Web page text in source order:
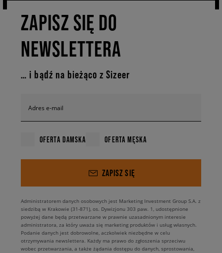
ZAPISZ SIĘ DO
NEWSLETTERA
… i bądź na bieżąco z Sizeer
Adres e-mail
OFERTA DAMSKA OFERTA MĘSKA
ZAPISZ SIĘ
Administratorem danych osobowych jest Marketing Investment Group S.A. z
siedzibą w Krakowie (31-871), os. Dywizjonu 303 paw. 1, udostępnione
powyżej dane będą przetwarzane w prawnie uzasadnionym interesie
administratora, za który uważa się marketing produktów i usług własnych.
Podanie danych jest dobrowolne, aczkolwiek niezbędne w celu
otrzymywania newslettera. Każdy ma prawo do zgłoszenia sprzeciwu
wobec przetwarzania, a także żądania dostępu do danych, sprostowania,